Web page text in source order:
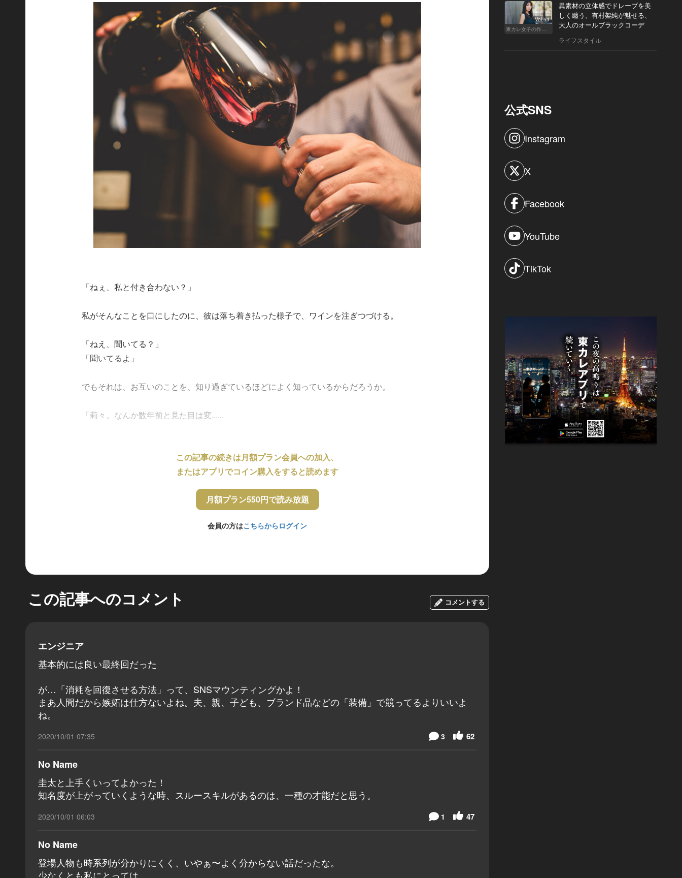
「ねぇ、私と付き合わない？」
私がそんなことを口にしたのに、彼は落ち着き払った様子で、ワインを注ぎつづける。
「ねえ、聞いてる？」
「聞いてるよ」
でもそれは、お互いのことを、知り過ぎているほどによく知っているからだろうか。
「莉々。なんか数年前と見た目は変......
この記事の続きは月額プラン会員への加入、
またはアプリでコイン購入をすると読めます
月額プラン550円で読み放題
会員の方はこちらからログイン
この記事へのコメント コメントする
エンジニア
基本的には良い最終回だった
が…「消耗を回復させる方法」って、SNSマウンティングかよ！
まあ人間だから嫉妬は仕方ないよね。夫、親、子ども、ブランド品などの「装備」で競ってるよりいいよ
ね。
2020/10/01 07:35 62
3
No Name
圭太と上手くいってよかった！
知名度が上がっていくような時、スルースキルがあるのは、一種の才能だと思う。
2020/10/01 06:03 47
1
No Name
登場人物も時系列が分かりにくく、いやぁ〜よく分からない話だったな。
少なくとも私にとっては。
Vol.53
東カレ女子の作り方
異素材の立体感でドレープを美
しく纏う。有村架純が魅せる、
大人のオールブラックコーデ
ライフスタイル
公式SNS
Instagram
X
Facebook
YouTube
TikTok